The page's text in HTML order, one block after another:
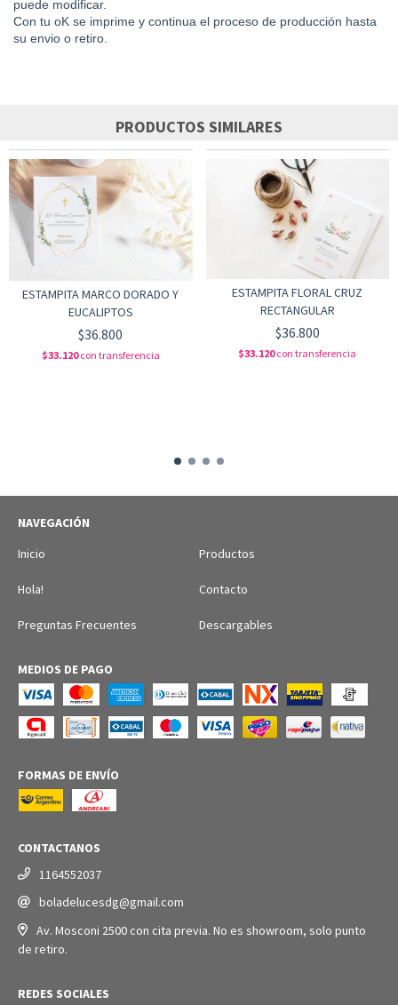
puede modificar.
Con tu oK se imprime y continua el proceso de producción hasta
su envio o retiro.
PRODUCTOS SIMILARES
ESTAMPITA MARCO DORADO Y
EUCALIPTOS
$36.800
$33.120con transferencia
ESTAMPITA FLORAL CRUZ
RECTANGULAR
$36.800
$33.120con transferencia
NAVEGACIÓN
Inicio
Productos
Hola! Contacto
Preguntas Frecuentes Descargables
MEDIOS DE PAGO
FORMAS DE ENVÍO
CONTACTANOS
1164552037
boladelucesdg@gmail.com
Av. Mosconi 2500 con cita previa. No es showroom, solo punto
de retiro.
REDES SOCIALES